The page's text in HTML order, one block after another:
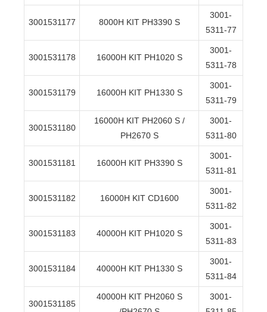
3001531177 8000H KIT PH3390 S
3001-
5311-77
3001531178 16000H KIT PH1020 S
3001-
5311-78
3001531179 16000H KIT PH1330 S
3001-
5311-79
3001531180
16000H KIT PH2060 S /
PH2670 S
3001-
5311-80
3001531181 16000H KIT PH3390 S
3001-
5311-81
3001531182 16000H KIT CD1600
3001-
5311-82
3001531183 40000H KIT PH1020 S
3001-
5311-83
3001531184 40000H KIT PH1330 S
3001-
5311-84
3001531185
40000H KIT PH2060 S
3001-